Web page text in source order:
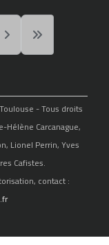
- Tous droits
Hélène Carcanague,
Lionel Perrin, Yves
Cafistes.
contact :